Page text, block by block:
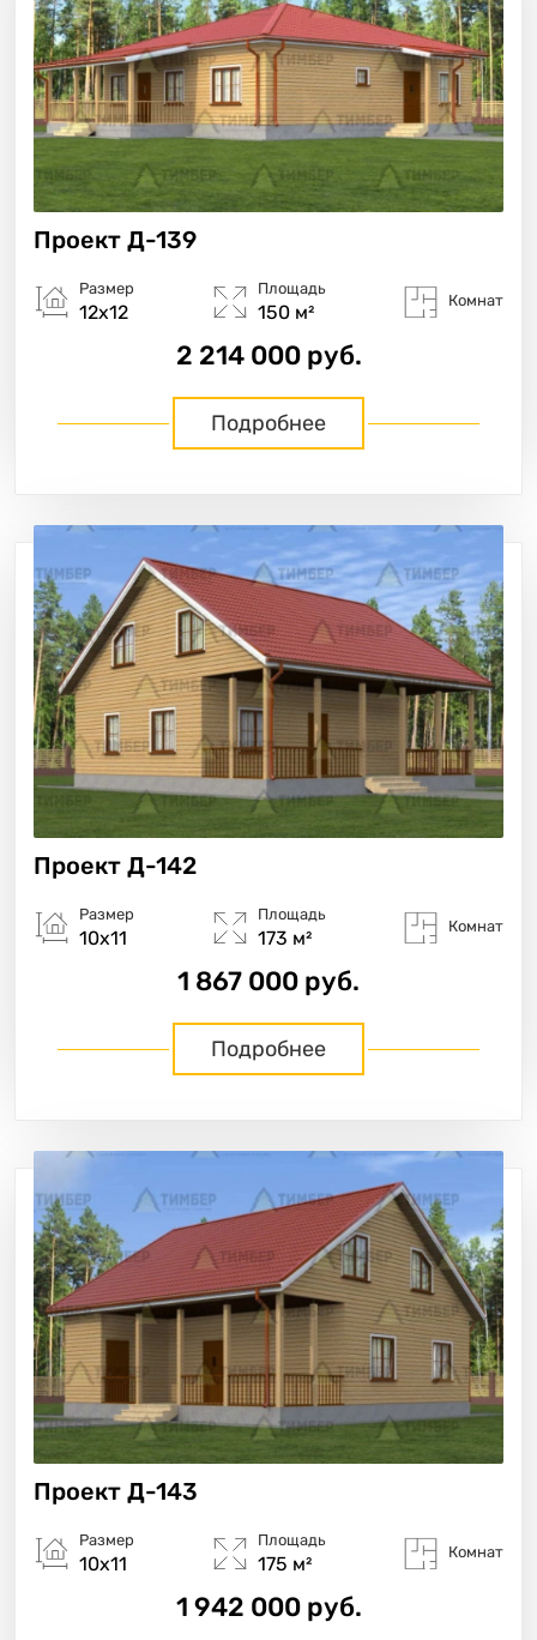
Проект Д-139
Размер
12х12
Площадь
150 м²
Комнат
2 214 000 руб.
Подробнее
Проект Д-142
Размер
10х11
Площадь
173 м²
Комнат
1 867 000 руб.
Подробнее
Проект Д-143
Размер
10х11
Площадь
175 м²
Комнат
1 942 000 руб.